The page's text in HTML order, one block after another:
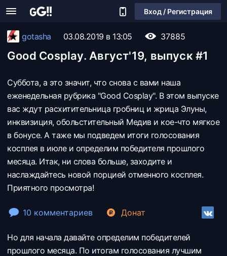
Вход / Регистрация
gotasha 03.08.2019 в 13:05 37885
Good Cosplay. Август'19, выпуск #1
Суббота, а это значит, что снова с вами наша
еженедельная рубрика "Good Cosplay". В этом выпуске
вас ждут расхитительница гробниц и жрица Элуны,
инквизиция, обольстительный Медив и кое-что мягкое
в бонусе. А таже мы подведем итоги голосования
косплея в июле и определим победителя прошлого
месяца. Итак, ни слова больше, заходите и
наслаждайтесь новой порцией отменного косплея.
Приятного просмотра!
10 комментариев Донат
Но для начала давайте определим победителей
прошлого месяца. По итогам голосования лучшим